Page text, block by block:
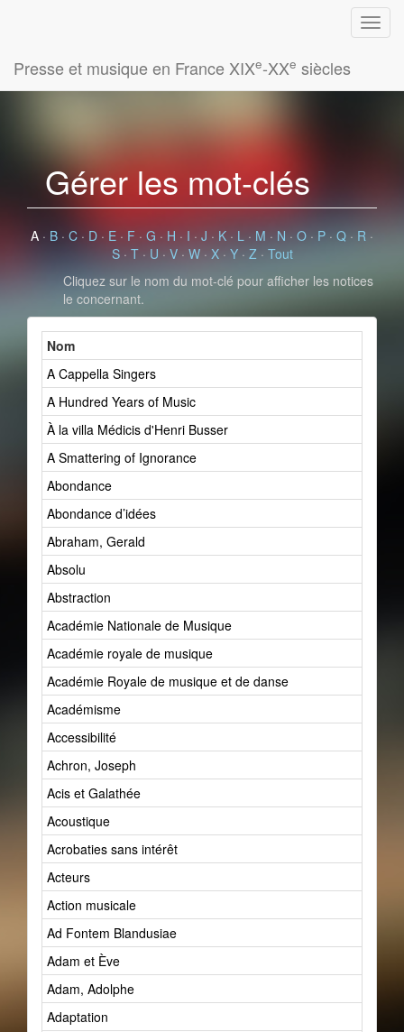
Presse et musique en France XIXe-XXe siècles
Gérer les mot-clés
A · B · C · D · E · F · G · H · I · J · K · L · M · N · O · P · Q · R ·
S· T· U · V· W· X· Y· Z· Tout
Cliquez sur le nom du mot-clé pour afficher les notices
le concernant.
Nom
A Cappella Singers
A Hundred Years of Music
À la villa Médicis d'Henri Busser
A Smattering of Ignorance
Abondance
Abondance d’idées
Abraham, Gerald
Absolu
Abstraction
Académie Nationale de Musique
Académie royale de musique
Académie Royale de musique et de danse
Académisme
Accessibilité
Achron, Joseph
Acis et Galathée
Acoustique
Acrobaties sans intérêt
Acteurs
Action musicale
Ad Fontem Blandusiae
Adam et Ève
Adam, Adolphe
Adaptation